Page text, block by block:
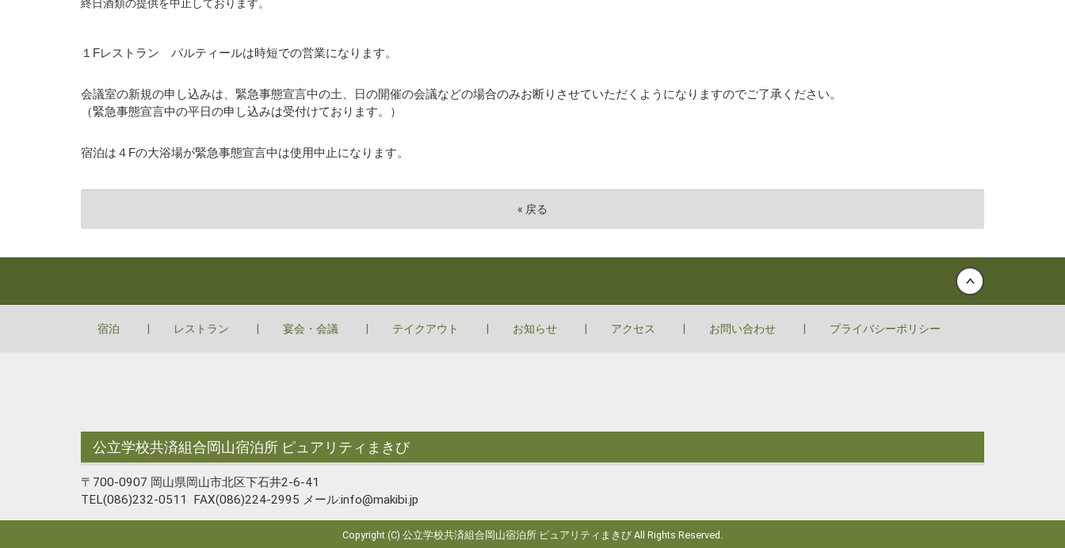
終日酒類の提供を中止しております。
１Fレストラン パルティールは時短での営業になります。
会議室の新規の申し込みは、緊急事態宣言中の土、日の開催の会議などの場合のみお断りさせていただくようになりますのでご了承ください。
（緊急事態宣言中の平日の申し込みは受付けております。）
宿泊は４Fの大浴場が緊急事態宣言中は使用中止になります。
« 戻る
宿泊 レストラン 宴会・会議 テイクアウト お知らせ アクセス お問い合わせ プライバシーポリシー
公立学校共済組合岡山宿泊所 ピュアリティまきび
〒700-0907 岡山県岡山市北区下石井2-6-41
TEL(086)232-0511 FAX(086)224-2995 メール:info@makibi.jp
Copyright (C) 公立学校共済組合岡山宿泊所 ピュアリティまきび All Rights Reserved.